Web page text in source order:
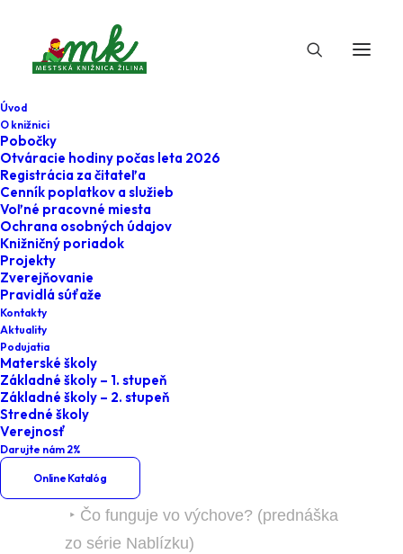
Úvod
O knižnici
Pobočky
Otváracie hodiny počas leta 2026
Registrácia za čitateľa
Cenník poplatkov a služieb
Voľné pracovné miesta
Ochrana osobných údajov
Knižničný poriadok
Projekty
Zverejňovanie
Pravidlá súťaže
Kontakty
Aktuality
Podujatia
Materské školy
Základné školy – 1. stupeň
Základné školy – 2. stupeň
Stredné školy
Verejnosť
Darujte nám 2%
Online Katalóg
Čo funguje vo
(prednáška zo série
Nablízku)
Home Podujatia
Prednášky a besedy pre verejnosť
Čo funguje vo výchove? (prednáška
zo série Nablízku)